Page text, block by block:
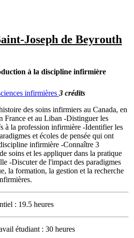
Joseph de Beyrouth
à la discipline infirmière
infirmières 3 crédits
des soins infirmiers au Canada, en
France et au Liban -Distinguer les
à la profession infirmière -Identifier les
et écoles de pensée qui ont
infirmière -Connaître 3
soins et les appliquer dans la pratique
-Discuter de l'impact des paradigmes
la formation, la gestion et la recherche
: 19.5 heures
étudiant : 30 heures